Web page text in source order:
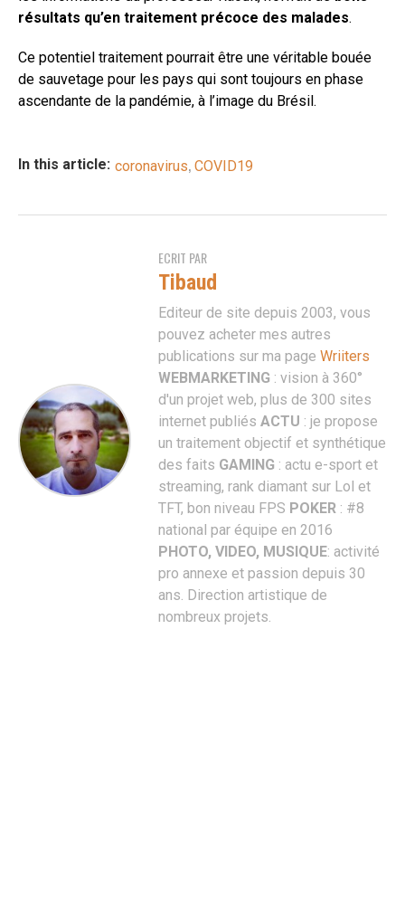
résultats qu’en traitement précoce des malades.
Ce potentiel traitement pourrait être une véritable bouée
de sauvetage pour les pays qui sont toujours en phase
ascendante de la pandémie, à l’image du Brésil.
In this article: coronavirus, COVID19
ECRIT PAR
Tibaud
Editeur de site depuis 2003, vous
pouvez acheter mes autres
publications sur ma page Wriiters
WEBMARKETING : vision à 360°
d'un projet web, plus de 300 sites
internet publiés ACTU : je propose
un traitement objectif et synthétique
des faits GAMING : actu e-sport et
streaming, rank diamant sur Lol et
TFT, bon niveau FPS POKER : #8
national par équipe en 2016
PHOTO, VIDEO, MUSIQUE: activité
pro annexe et passion depuis 30
ans. Direction artistique de
nombreux projets.